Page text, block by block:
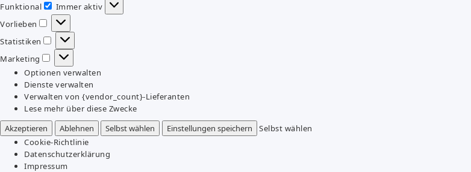
Funktional
Funktional
Immer aktiv
Vorlieben
Vorlieben
Statistiken
Statistiken
Marketing
Marketing
Optionen verwalten
Dienste verwalten
Verwalten von {vendor_count}-Lieferanten
Lese mehr über diese Zwecke
Akzeptieren
Ablehnen Selbst wählen Einstellungen speichern
Selbst wählen
Cookie-Richtlinie
Datenschutzerklärung
Impressum